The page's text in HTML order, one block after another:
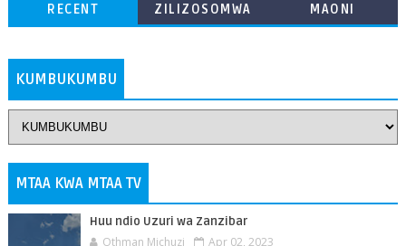
RECENT
ZILIZOSOMWA
MAONI
KUMBUKUMBU
MTAA KWA MTAA TV
Huu ndio Uzuri wa Zanzibar
Othman Michuzi Apr 02, 2023